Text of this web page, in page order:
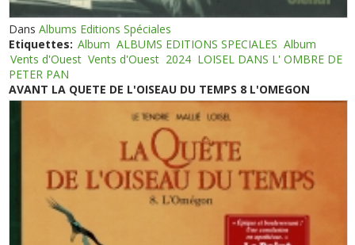
DansAlbums Editions Spéciales
Etiquettes: Album ALBUMS EDITIONS SPECIALES Album
Vents d'Ouest Vents d'Ouest 2024 LOISEL DANS L' OMBRE DE
PETER PAN
AVANT LA QUETE DE L'OISEAU DU TEMPS 8 L'OMEGON